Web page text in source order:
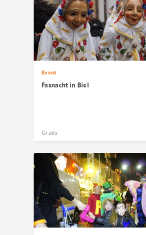
Event
Fasnacht in Biel
Gratis